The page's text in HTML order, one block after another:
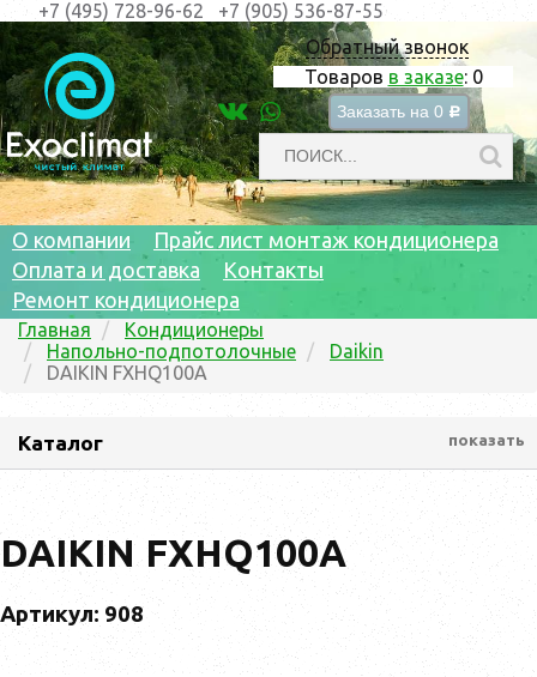
Обратный звонок
Товаров в заказе: 0
Заказать на 0 c
+7 (495) 728-96-62 +7 (905) 536-87-55
О компании
Прайс лист монтаж кондиционера
Оплата и доставка
Контакты
Ремонт кондиционера
Главная
Кондиционеры
Напольно-подпотолочные
Daikin
DAIKIN FXHQ100A
Каталог показать
DAIKIN FXHQ100A
Артикул: 908